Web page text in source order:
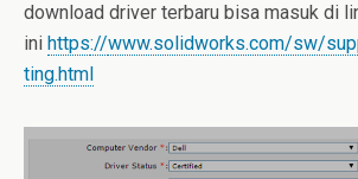
download driver terbaru bisa masuk di
ini https://www.solidworks.com/sw/
ting.html